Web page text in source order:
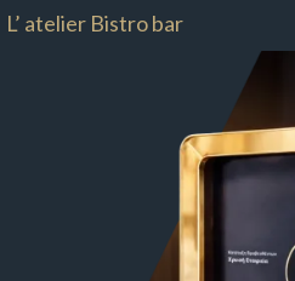
L’ atelier Bistro bar